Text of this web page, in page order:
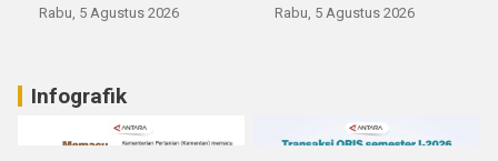
Rabu, 5 Agustus 2026 Rabu, 5 Agustus 2026
Infografik